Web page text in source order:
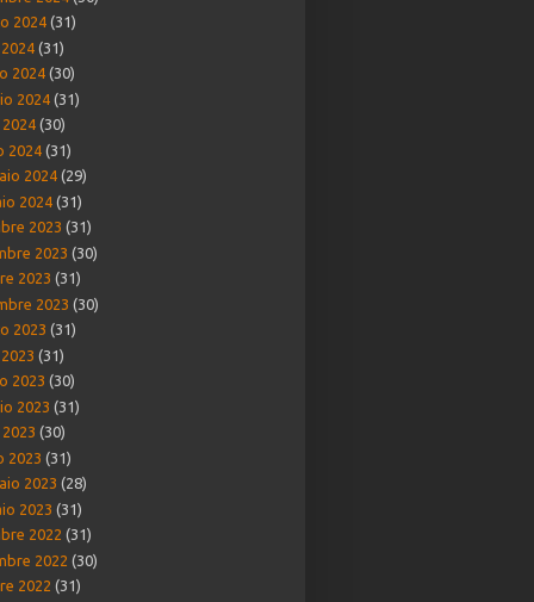
2024 (31)
(31)
2024 (30)
2024 (31)
(30)
2024 (31)
2024 (29)
2024 (31)
2023 (31)
2023 (30)
2023 (31)
2023 (30)
2023 (31)
(31)
2023 (30)
2023 (31)
(30)
2023 (31)
2023 (28)
2023 (31)
2022 (31)
2022 (30)
2022 (31)